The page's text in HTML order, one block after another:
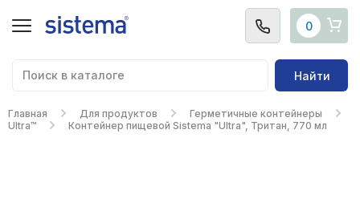
0
Найти
Главная Для продуктов
Герметичные контейнеры
Ultra™
Контейнер пищевой Sistema "Ultra", Тритан, 770 мл